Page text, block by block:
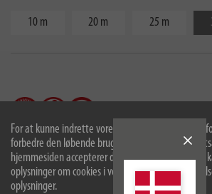
For at kunne indrette vores hjemmeside optimalt
forbedre den løbende bruger vi cookies. Ved at
hjemmesiden accepterer du brugen af cookies. Du
oplysninger om cookies i vores politik om
oplysninger.
10 m 20 m 25 m